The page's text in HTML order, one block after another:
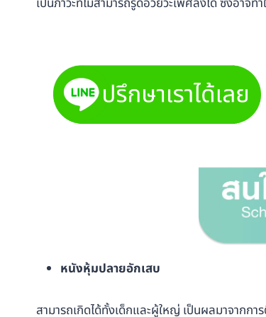
หนังหุ้มปลายอักเสบ
สามารถเกิดได้ทั้งเด็กและผู้ใหญ่ เป็นผลมาจากก